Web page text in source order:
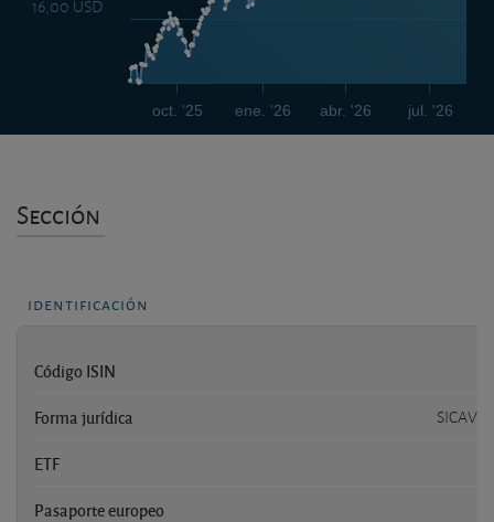
ene. '26 jul. '26
oct. '25 abr. '26
16,00 USD
Sección
identificación
Código ISIN
Forma jurídica SICAV
ETF
Pasaporte europeo